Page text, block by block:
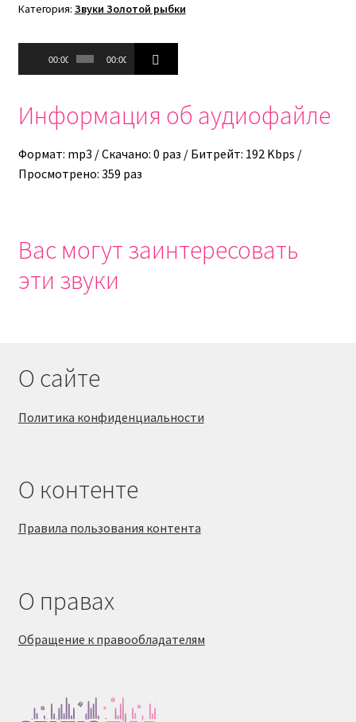
Категория: Звуки Золотой рыбки
Аудиоплеер
00:00 00:00
Информация об аудиофайле
Формат: mp3 / Скачано: 0 раз / Битрейт: 192 Kbps /
Просмотрено: 359 раз
Вас могут заинтересовать
эти звуки
О сайте
Политика конфиденциальности
О контенте
Правила пользования контента
О правах
Обращение к правообладателям